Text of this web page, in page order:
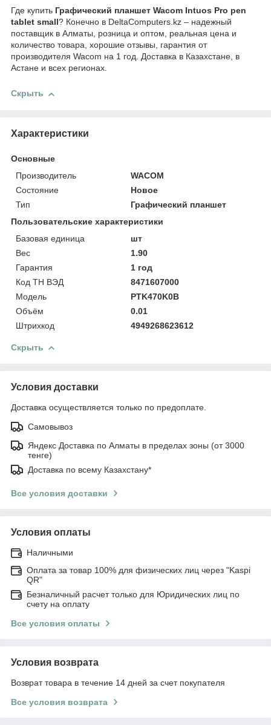
Где купить Графический планшет Wacom Intuos Pro pen
tablet small? Конечно в DeltaComputers.kz – надежный
поставщик в Алматы, розница и оптом, реальная цена и
количество товара, хорошие отзывы, гарантия от
производителя Wacom на 1 год. Доставка в Казахстане, в
Астане и всех регионах.
Скрыть
Характеристики
Основные
Производитель
WACOM
Состояние
Новое
Тип
Графический планшет
Пользовательские характеристики
Базовая единица
шт
Вес
1.90
Гарантия
1 год
Код ТН ВЭД
8471607000
Модель
PTK470K0B
Объём
0.01
Штрихкод
4949268623612
Скрыть
Условия доставки
Доставка осуществляется только по предоплате.
Самовывоз
Яндекс Доставка по Алматы в пределах зоны (от 3000
тенге)
Доставка по всему Казахстану*
Все условия доставки
Условия оплаты
Наличными
Оплата за товар 100% для физических лиц через "Kaspi
QR"
Безналичный расчет только для Юридических лиц по
счету на оплату
Все условия оплаты
Условия возврата
Возврат товара в течение 14 дней за счет покупателя
Все условия возврата